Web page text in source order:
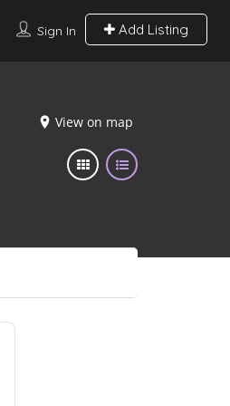
Sign In Add Listing
View on map